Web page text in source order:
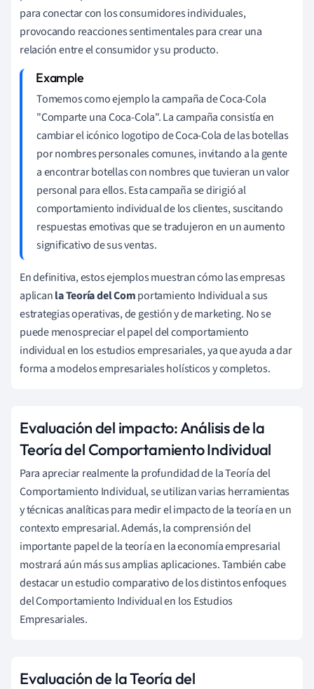
para conectar con los consumidores individuales,
provocando reacciones sentimentales para crear una
relación entre el consumidor y su producto.
Tomemos como ejemplo la campaña de Coca-Cola
"Comparte una Coca-Cola". La campaña consistía en
cambiar el icónico logotipo de Coca-Cola de las botellas
por nombres personales comunes, invitando a la gente
a encontrar botellas con nombres que tuvieran un valor
personal para ellos. Esta campaña se dirigió al
comportamiento individual de los clientes, suscitando
respuestas emotivas que se tradujeron en un aumento
significativo de sus ventas.
En definitiva, estos ejemplos muestran cómo las empresas
aplicanla Teoría del Comportamiento Individual a sus
estrategias operativas, de gestión y de marketing. No se
puede menospreciar el papel del comportamiento
individual en los estudios empresariales, ya que ayuda a dar
forma a modelos empresariales holísticos y completos.
Evaluación del impacto: Análisis de la
Teoría del Comportamiento Individual
Para apreciar realmente la profundidad de la Teoría del
Comportamiento Individual, se utilizan varias herramientas
y técnicas analíticas para medir el impacto de la teoría en un
contexto empresarial. Además, la comprensión del
importante papel de la teoría en la economía empresarial
mostrará aún más sus amplias aplicaciones. También cabe
destacar un estudio comparativo de los distintos enfoques
del Comportamiento Individual en los Estudios
Empresariales.
Evaluación de la Teoría del